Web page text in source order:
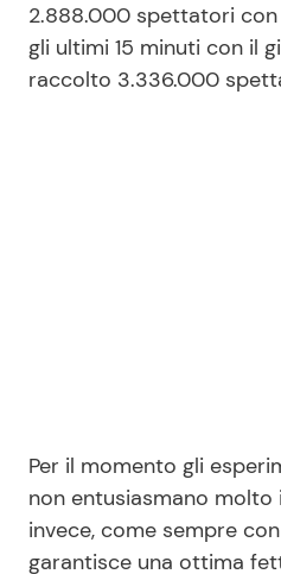
2.888.000 spettatori con
gli ultimi 15 minuti con il
raccolto 3.336.000
Per il momento gli
non entusiasmano molto
invece, come sempre
garantisce una ottima